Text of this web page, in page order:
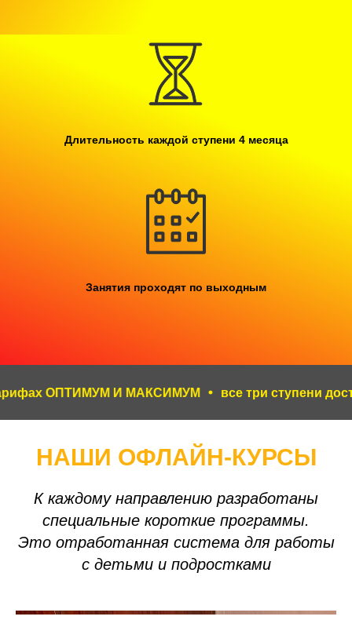
Длительность каждой ступени 4 месяца
Занятия проходят по выходным
ОПТИМУМ И МАКСИМУМ все три ступени доступны
НАШИ ОФЛАЙН-КУРСЫ
К каждому направлению разработаны
специальные короткие программы.
Это отработанная система для работы
с детьми и подростками